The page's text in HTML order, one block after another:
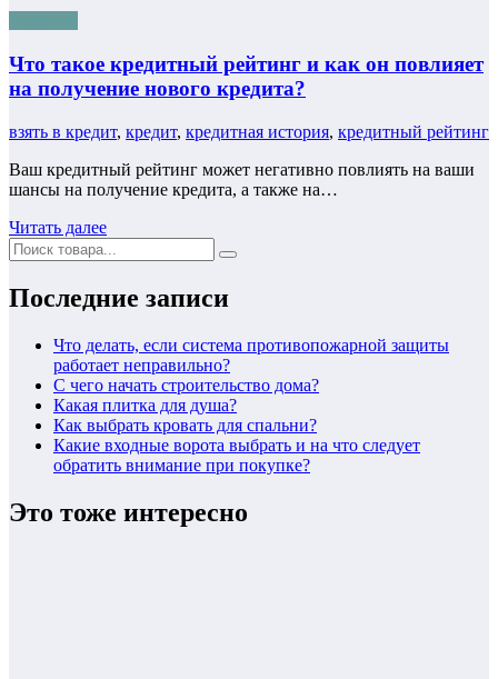
Что такое кредитный рейтинг и как он повлияет
на получение нового кредита?
взять в кредит, кредит, кредитная история, кредитный рейтинг
Ваш кредитный рейтинг может негативно повлиять на ваши
шансы на получение кредита, а также на…
Читать далее
Последние записи
Что делать, если система противопожарной защиты
работает неправильно?
С чего начать строительство дома?
Какая плитка для душа?
Как выбрать кровать для спальни?
Какие входные ворота выбрать и на что следует
обратить внимание при покупке?
Это тоже интересно